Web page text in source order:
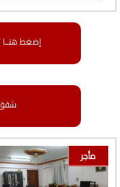
إضغط
شقق
مأجر